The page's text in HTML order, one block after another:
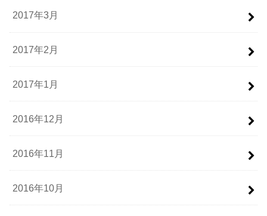
2017年3月
2017年2月
2017年1月
2016年12月
2016年11月
2016年10月